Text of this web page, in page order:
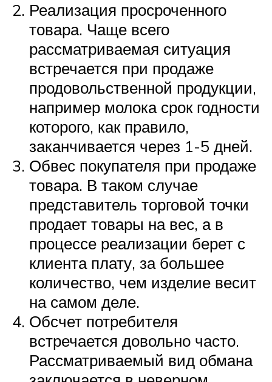
Реализация просроченного
товара. Чаще всего
рассматриваемая ситуация
встречается при продаже
продовольственной продукции,
например молока срок годности
которого, как правило,
заканчивается через 1-5 дней.
Обвес покупателя при продаже
товара. В таком случае
представитель торговой точки
продает товары на вес, а в
процессе реализации берет с
клиента плату, за большее
количество, чем изделие весит
на самом деле.
Обсчет потребителя
встречается довольно часто.
Рассматриваемый вид обмана